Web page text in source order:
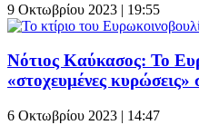
9 Οκτωβρίου 2023 | 19:55
Νότιος Καύκασος: Το
«στοχευμένες
6 Οκτωβρίου 2023 | 14:47